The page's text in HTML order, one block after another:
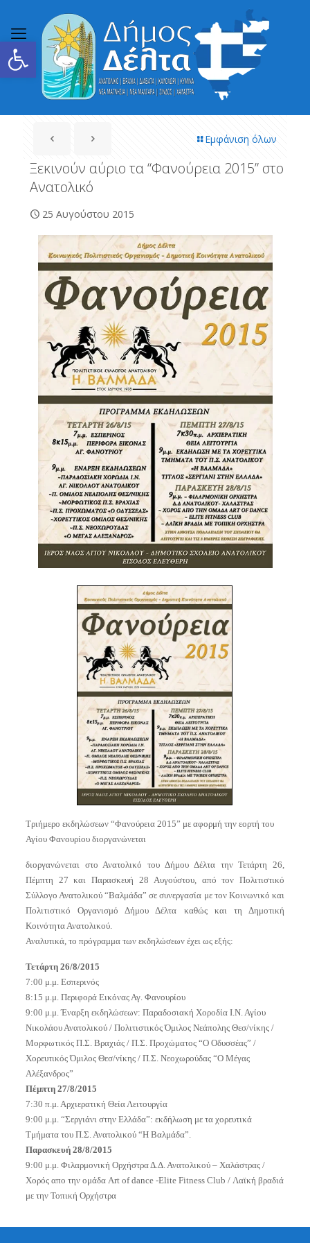
Ανοίξτε τη γραμμή εργαλείων
Εμφάνιση όλων
Ξεκινούν αύριο τα “Φανούρεια 2015” στο
Ανατολικό
25 Αυγούστου 2015
Τριήμερο εκδηλώσεων “Φανούρεια 2015” με αφορμή την εορτή του
Αγίου Φανουρίου διοργανώνεται
διοργανώνεται στο Ανατολικό του Δήμου Δέλτα την Τετάρτη 26,
Πέμπτη 27 και Παρασκευή 28 Αυγούστου, από τον Πολιτιστικό
Σύλλογο Ανατολικού “Βαλμάδα” σε συνεργασία με τον Κοινωνικό και
Πολιτιστικό Οργανισμό Δήμου Δέλτα καθώς και τη Δημοτική
Κοινότητα Ανατολικού.
Αναλυτικά, το πρόγραμμα των εκδηλώσεων έχει ως εξής:
Τετάρτη 26/8/2015
7:00 μ.μ. Εσπερινός
8:15 μ.μ. Περιφορά Εικόνας Αγ. Φανουρίου
9:00 μ.μ. Έναρξη εκδηλώσεων: Παραδοσιακή Χοροδία Ι.Ν. Αγίου
Νικολάου Ανατολικού / Πολιτιστικός Όμιλος Νεάπολης Θεσ/νίκης /
Μορφωτικός Π.Σ. Βραχιάς / Π.Σ. Προχώματος “Ο Οδυσσέας” /
Χορευτικός Όμιλος Θεσ/νίκης / Π.Σ. Νεοχωρούδας “Ο Μέγας
Αλέξανδρος”
Πέμπτη 27/8/2015
7:30 π.μ. Αρχιερατική Θεία Λειτουργία
9:00 μ.μ. “Σεργιάνι στην Ελλάδα”: εκδήλωση με τα χορευτικά
Τμήματα του Π.Σ. Ανατολικού “Η Βαλμάδα”.
Παρασκευή 28/8/2015
9:00 μ.μ. Φιλαρμονική Ορχήστρα Δ.Δ. Ανατολικού – Χαλάστρας /
Χορός απο την ομάδα Art of dance -Elite Fitness Club / Λαϊκή βραδιά
με την Τοπική Ορχήστρα